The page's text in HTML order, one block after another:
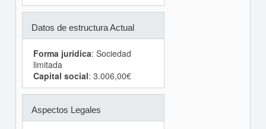
Datos de estructura Actual
Forma jurídica: Sociedad
limitada
Capital social: 3.006,00€
Aspectos Legales